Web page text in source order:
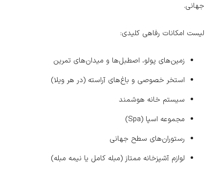
جهانی.
لیست امکانات رفاهی کلیدی:
زمین‌های پولو، اصطبل‌ها و میدان‌های تمرین
استخر خصوصی و باغ‌های آراسته (در هر ویلا)
سیستم خانه هوشمند
مجموعه اسپا (Spa)
رستوران‌های سطح جهانی
لوازم آشپزخانه ممتاز (مبله کامل یا نیمه مبله)